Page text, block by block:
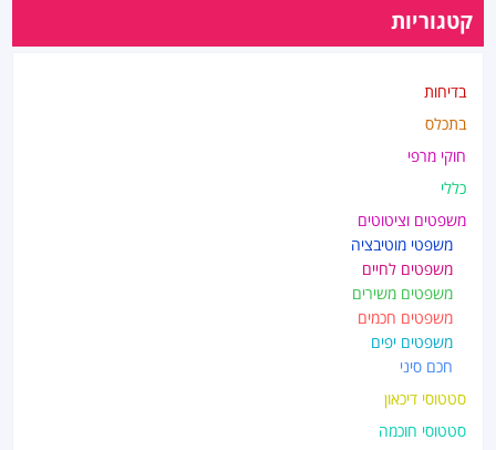
קטגוריות
בדיחות
בתכלס
חוקי מרפי
כללי
משפטים וציטוטים
משפטי מוטיבציה
משפטים לחיים
משפטים משירים
משפטים חכמים
משפטים יפים
חכם סיני
סטטוסי דיכאון
סטטוסי חוכמה